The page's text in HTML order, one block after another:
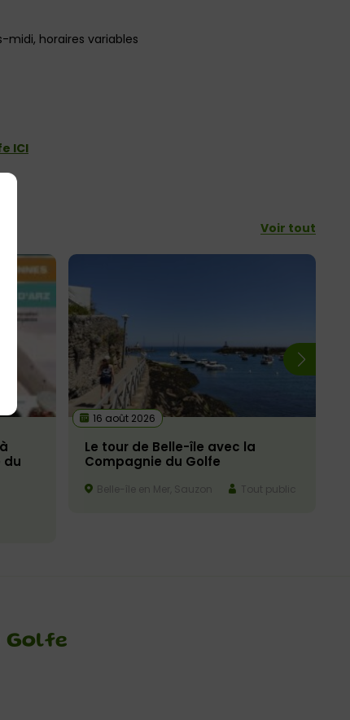
midi, horaires variables
ICI
Voir tout
du
16 août 2026
Le tour de Belle-île avec la
Compagnie du Golfe
Belle-île en Mer, Sauzon Tout public
Golfe